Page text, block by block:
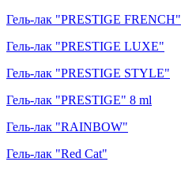
Гель-лак "PRESTIGE FRENCH"
Гель-лак "PRESTIGE LUXE"
Гель-лак "PRESTIGE STYLE"
Гель-лак "PRESTIGE" 8 ml
Гель-лак "RAINBOW"
Гель-лак "Red Cat"